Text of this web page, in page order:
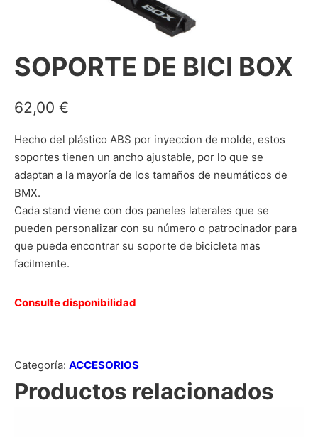
SOPORTE DE BICI BOX
62,00 €
Hecho del plástico ABS por inyeccion de molde, estos
soportes tienen un ancho ajustable, por lo que se
adaptan a la mayoría de los tamaños de neumáticos de
BMX.
Cada stand viene con dos paneles laterales que se
pueden personalizar con su número o patrocinador para
que pueda encontrar su soporte de bicicleta mas
facilmente.
Consulte disponibilidad
Categoría: ACCESORIOS
Productos relacionados